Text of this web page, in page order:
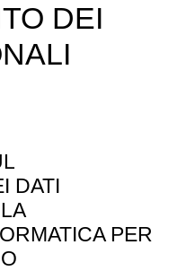
DEI
DATI
PER